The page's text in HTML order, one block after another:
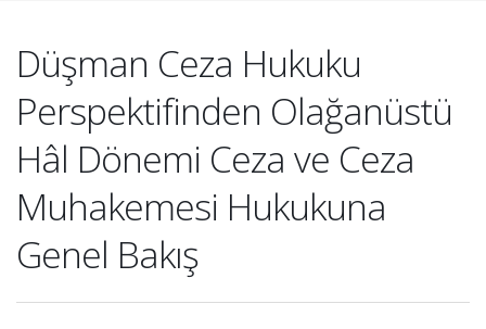
Düşman Ceza Hukuku
Perspektifinden Olağanüstü
Hâl Dönemi Ceza ve Ceza
Muhakemesi Hukukuna
Genel Bakış